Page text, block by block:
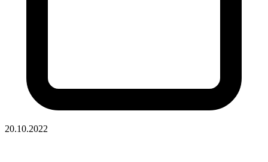
20.10.2022